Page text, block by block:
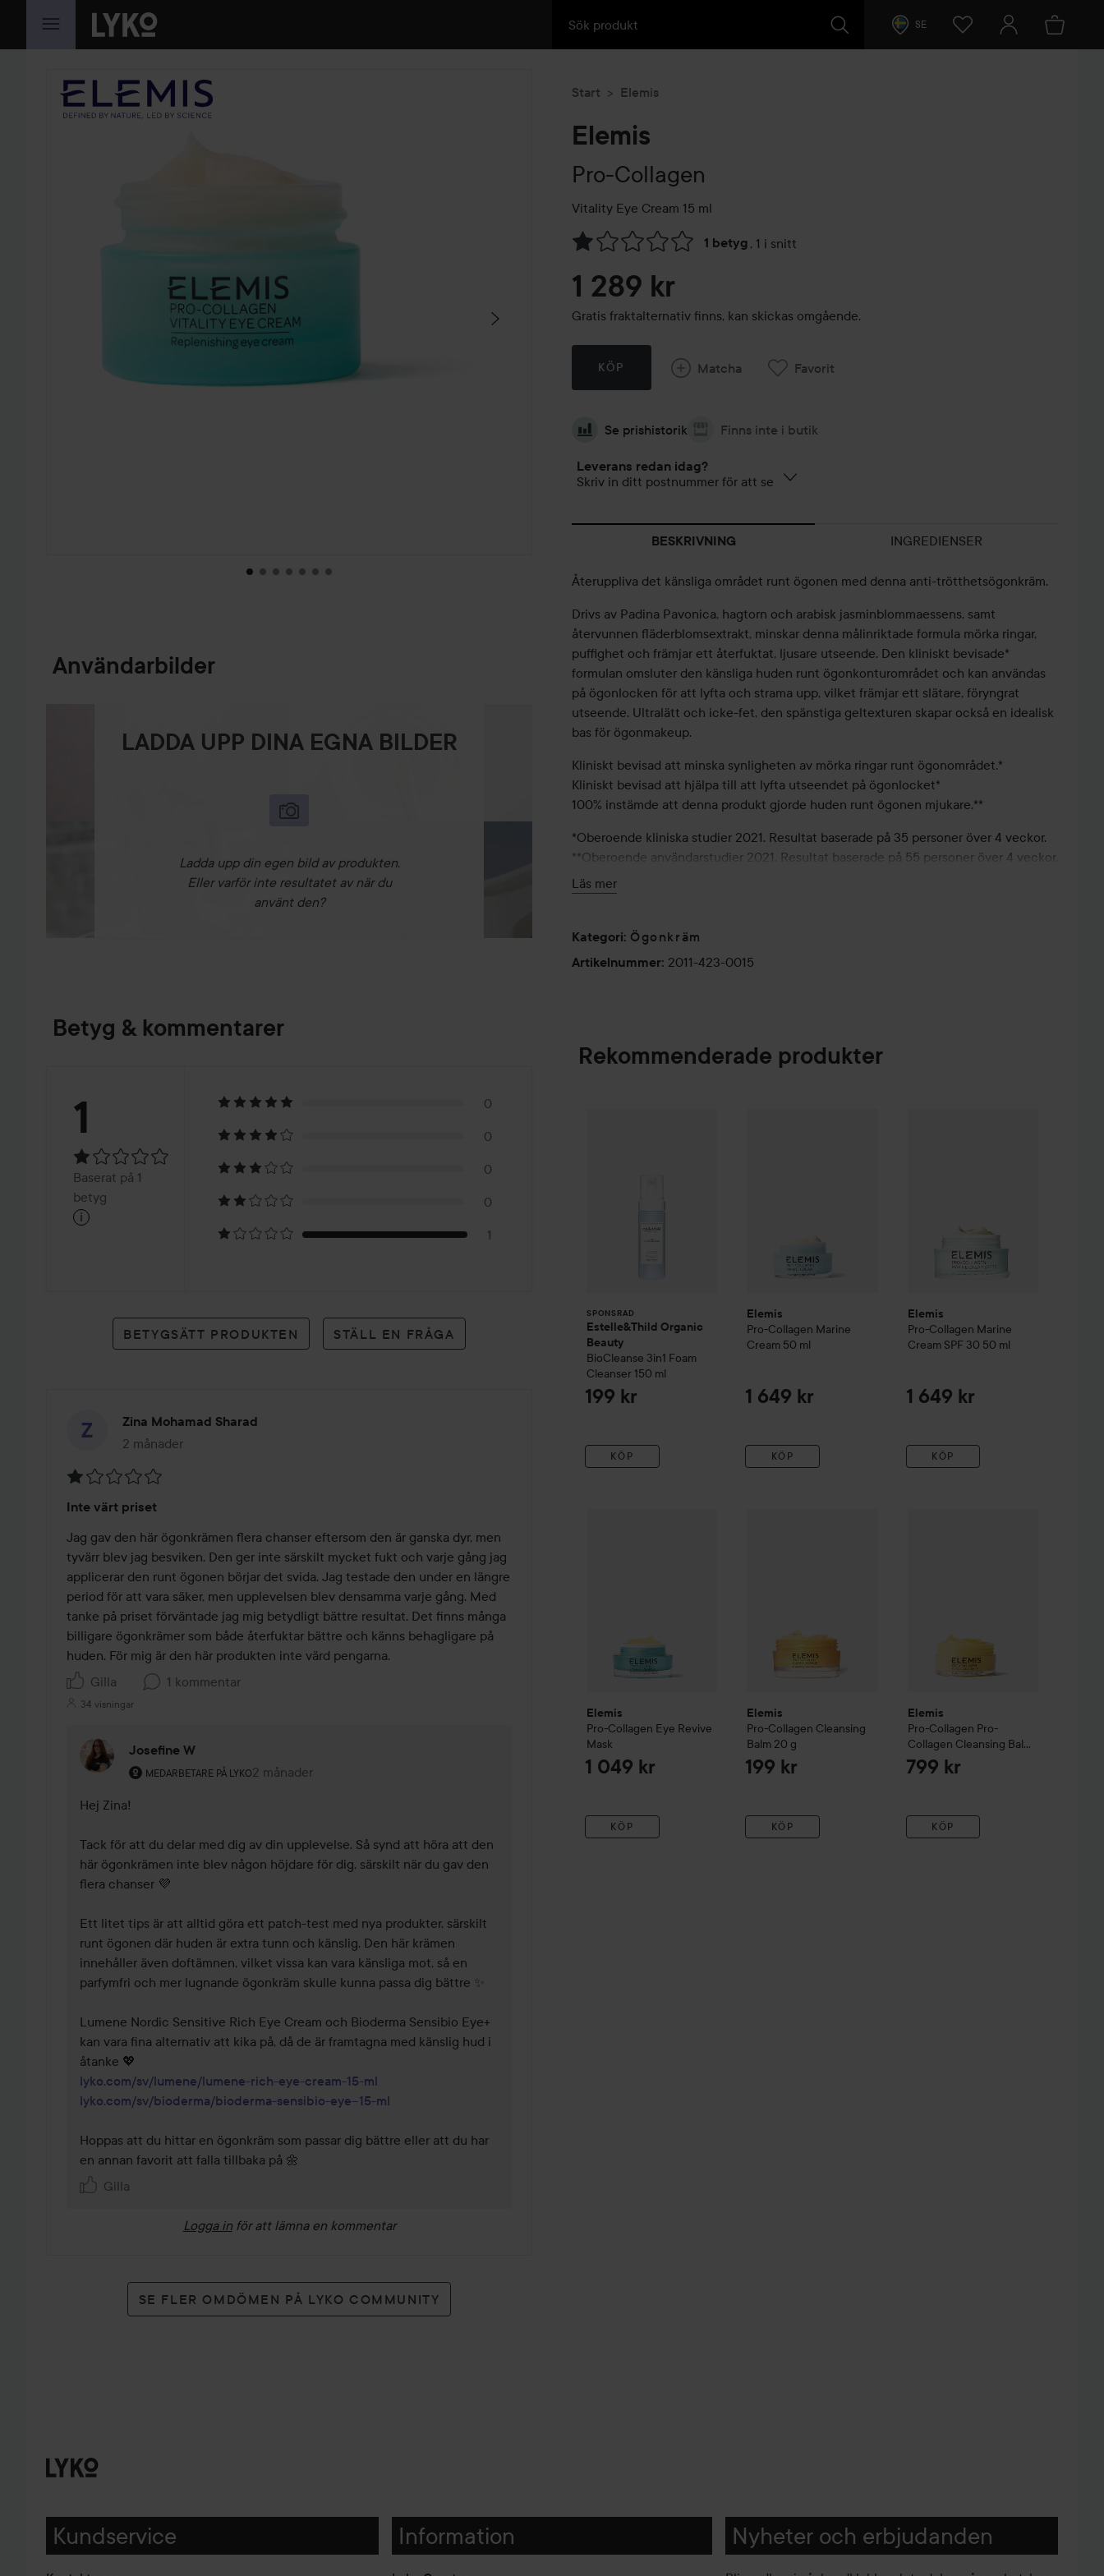
HOPPA TILL INNEHÅLLET SE
HOPPA ÖVER SEKTIONEN
Användarbilder
LADDA UPP DINA EGNA BILDER
Ladda upp din egen bild av produkten.
Eller varför inte resultatet av när du
använt den?
Betyg & kommentarer
Betyg:
1Baserat
på
betyg
1
Baserat på 1
betyg
i
0
0
0
0
1
BETYGSÄTT PRODUKTEN STÄLL EN FRÅGA
Zina Mohamad Sharad
2 månader
Inlägget skapades 2 månader
1
av
5
Inte värt priset
Jag gav den här ögonkrämen flera chanser eftersom den är ganska dyr, men
tyvärr blev jag besviken. Den ger inte särskilt mycket fukt och varje gång jag
applicerar den runt ögonen börjar det svida. Jag testade den under en längre
period för att vara säker, men upplevelsen blev densamma varje gång. Med
tanke på priset förväntade jag mig betydligt bättre resultat. Det finns många
billigare ögonkrämer som både återfuktar bättre och känns behagligare på
huden. För mig är den här produkten inte värd pengarna.
Gilla
1 kommentar
34 visningar
Josefine W
MEDARBETARE PÅ LYKO
Användarens roll: Medarbetare på Lyko.
2 månader
Kommentaren lades 2 månader
Hej Zina!
Tack för att du delar med dig av din upplevelse. Så synd att höra att den
här ögonkrämen inte blev någon höjdare för dig, särskilt när du gav den
flera chanser 💜
Ett litet tips är att alltid göra ett patch-test med nya produkter, särskilt
runt ögonen där huden är extra tunn och känslig. Den här krämen
innehåller även doftämnen, vilket vissa kan vara känsliga mot, så en
parfymfri och mer lugnande ögonkräm skulle kunna passa dig bättre ✨
Lumene Nordic Sensitive Rich Eye Cream och Bioderma Sensibio Eye+
kan vara fina alternativ att kika på, då de är framtagna med känslig hud i
lyko.com/sv/lumene/lumene-rich-eye-cream-15-ml
lyko.com/sv/bioderma/bioderma-sensibio-eye--15-ml
Hoppas att du hittar en ögonkräm som passar dig bättre eller att du har
en annan favorit att falla tillbaka på 🌼
Gilla
Logga in för att lämna en kommentar
SE FLER OMDÖMEN PÅ LYKO COMMUNITY
Start Elemis
Elemis
Pro-Collagen
Vitality Eye Cream 15 ml
1 betyg , 1 i snitt
Hoppa till Betyg & kommentarer
1 289 kr
Gratis fraktalternativ finns, kan skickas omgående.
KÖP Matcha Favorit
Se prishistorik Finns inte i butik
Leverans redan idag?
Skriv in ditt postnummer för att se
BESKRIVNING INGREDIENSER
Återuppliva det känsliga området runt ögonen med denna anti-trötthetsögonkräm.
Drivs av Padina Pavonica, hagtorn och arabisk jasminblommaessens, samt
återvunnen fläderblomsextrakt, minskar denna målinriktade formula mörka ringar,
puffighet och främjar ett återfuktat, ljusare utseende. Den kliniskt bevisade*
formulan omsluter den känsliga huden runt ögonkonturområdet och kan användas
på ögonlocken för att lyfta och strama upp, vilket främjar ett slätare, föryngrat
utseende. Ultralätt och icke-fet, den spänstiga geltexturen skapar också en idealisk
bas för ögonmakeup.
Kliniskt bevisad att minska synligheten av mörka ringar runt ögonområdet.*
Kliniskt bevisad att hjälpa till att lyfta utseendet på ögonlocket*
100% instämde att denna produkt gjorde huden runt ögonen mjukare.**
*Oberoende kliniska studier 2021. Resultat baserade på 35 personer över 4 veckor.
**Oberoende användarstudier 2021. Resultat baserade på 55 personer över 4 veckor.
Använd morgon och kväll på rengjord hud. Applicera ett tunt lager på
ögonkonturen.
Läs mer
Kategori: Ögonkräm
Artikelnummer: 2011-423-0015
Rekommenderade produkter
SPONSRAD
Estelle&Thild Organic
Beauty
BioCleanse 3in1 Foam
Cleanser 150 ml
199 kr
KÖP
Elemis
Pro-Collagen Marine
Cream 50 ml
1 649 kr
KÖP
Elemis
Pro-Collagen Marine
Cream SPF 30 50 ml
1 649 kr
KÖP
Elemis
Pro-Collagen Eye Revive
Mask
1 049 kr
KÖP
Elemis
Pro-Collagen Cleansing
Balm 20 g
199 kr
KÖP
Elemis
Pro-Collagen Pro-
Collagen Cleansing Balm
100 g
799 kr
KÖP
Kundservice Information Nyheter och erbjudanden